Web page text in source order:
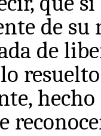
de
de